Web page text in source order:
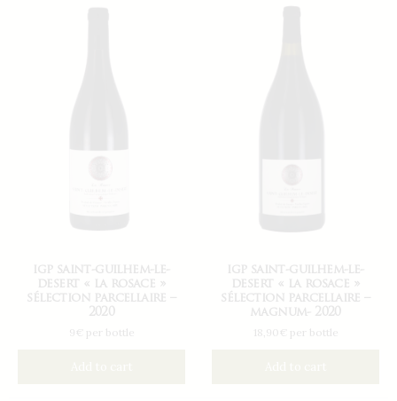
igp saint-guilhem-le-
desert « la rosace »
sélection parcellaire –
2020
9€ per bottle
igp saint-guilhem-le-
desert « la rosace »
sélection parcellaire –
magnum- 2020
18,90€ per bottle